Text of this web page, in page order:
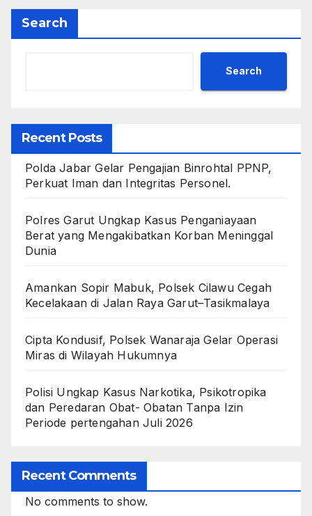
Search
Search
Recent Posts
Polda Jabar Gelar Pengajian Binrohtal PPNP,
Perkuat Iman dan Integritas Personel.
Polres Garut Ungkap Kasus Penganiayaan
Berat yang Mengakibatkan Korban Meninggal
Dunia
Amankan Sopir Mabuk, Polsek Cilawu Cegah
Kecelakaan di Jalan Raya Garut–Tasikmalaya
Cipta Kondusif, Polsek Wanaraja Gelar Operasi
Miras di Wilayah Hukumnya
Polisi Ungkap Kasus Narkotika, Psikotropika
dan Peredaran Obat- Obatan Tanpa Izin
Periode pertengahan Juli 2026
Recent Comments
No comments to show.